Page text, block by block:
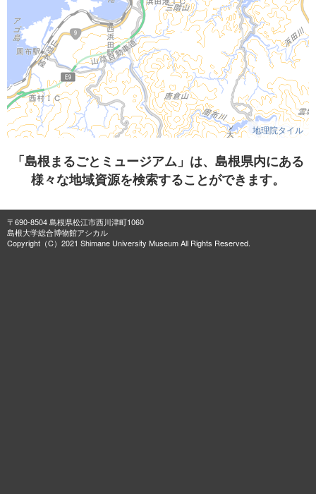
地理院タイル
「島根まるごとミュージアム」は、島根県内にある
様々な地域資源を検索することができます。
〒690-8504 島根県松江市西川津町1060
島根大学総合博物館アシカル
Copyright（C）2021 Shimane University Museum All Rights Reserved.